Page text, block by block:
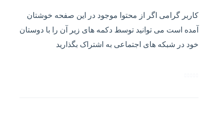
کاربر گرامی اگر از محتوا موجود در این صفحه خوشتان
آمده است می توانید توسط دکمه های زیر آن را با دوستان
خود در شبکه های اجتماعی به اشتراک بگذارید